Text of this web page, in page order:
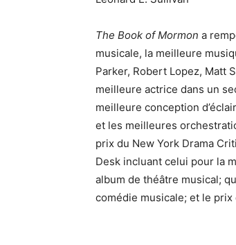
The Book of Mormon a
musicale, la meilleure
Parker, Robert Lopez, Matt
meilleure actrice dans un
meilleure conception
et les meilleures
prix du New York Drama
Desk incluant celui pour la
album de théâtre musical;
comédie musicale; et le